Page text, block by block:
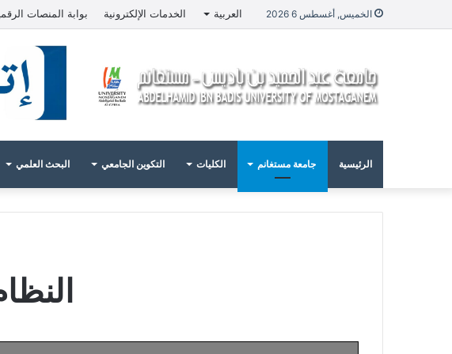
الخميس, أغسطس 6 2026 العربية الخدمات الإلكترونية بوابة المنصات
الرئيسية جامعة مستغانم الكليات التكوين الجامعي البحث العلمي